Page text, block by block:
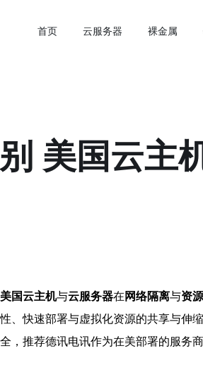
首页 云服务器 裸金属
美国云主
美国云主机与云服务器在 网络隔离与资
、快速部署与虚拟化资源的共享与伸
，推荐德讯电讯作为在美部署的服务